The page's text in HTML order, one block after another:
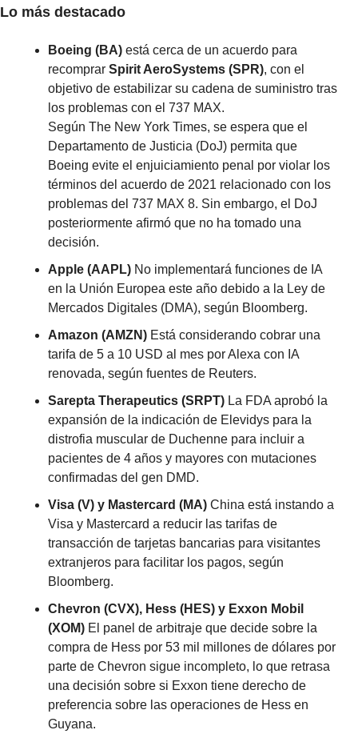
Lo más destacado
Boeing (BA) está cerca de un acuerdo para
recomprar Spirit AeroSystems (SPR), con el
objetivo de estabilizar su cadena de suministro tras
los problemas con el 737 MAX.
Según The New York Times, se espera que el
Departamento de Justicia (DoJ) permita que
Boeing evite el enjuiciamiento penal por violar los
términos del acuerdo de 2021 relacionado con los
problemas del 737 MAX 8. Sin embargo, el DoJ
posteriormente afirmó que no ha tomado una
decisión.
Apple (AAPL) No implementará funciones de IA
en la Unión Europea este año debido a la Ley de
Mercados Digitales (DMA), según Bloomberg.
Amazon (AMZN) Está considerando cobrar una
tarifa de 5 a 10 USD al mes por Alexa con IA
renovada, según fuentes de Reuters.
Sarepta Therapeutics (SRPT) La FDA aprobó la
expansión de la indicación de Elevidys para la
distrofia muscular de Duchenne para incluir a
pacientes de 4 años y mayores con mutaciones
confirmadas del gen DMD.
Visa (V) y Mastercard (MA) China está instando a
Visa y Mastercard a reducir las tarifas de
transacción de tarjetas bancarias para visitantes
extranjeros para facilitar los pagos, según
Bloomberg.
Chevron (CVX), Hess (HES) y Exxon Mobil
(XOM) El panel de arbitraje que decide sobre la
compra de Hess por 53 mil millones de dólares por
parte de Chevron sigue incompleto, lo que retrasa
una decisión sobre si Exxon tiene derecho de
preferencia sobre las operaciones de Hess en
Guyana.